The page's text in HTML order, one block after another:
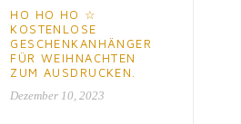
HO HO HO ☆
KOSTENLOSE
GESCHENKANHÄNGER
FÜR WEIHNACHTEN
ZUM AUSDRUCKEN.
Dezember 10, 2023